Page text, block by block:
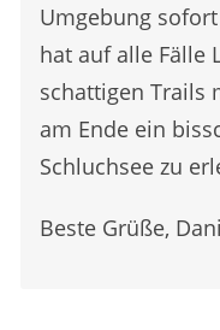
Umgebung
hat auf alle Fälle
schattigen Trails
am Ende ein
Schluchsee zu
Beste Grüße,